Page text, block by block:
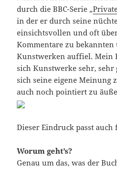
durch die BBC-Serie „
in der er durch seine
einsichtsvollen und oft
Kommentare zu
Kunstwerken auffiel. Mein
sich Kunstwerke sehr,
sich seine eigene Meinung
auch noch pointiert zu
Dieser Eindruck passt auch
Worum geht’s?
Genau um das, was der